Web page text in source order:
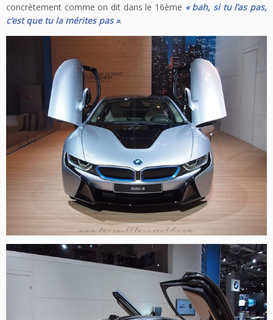
concrètement comme on dit dans le 16ème « bah, si tu l’as pas,
c’est que tu la mérites pas ».